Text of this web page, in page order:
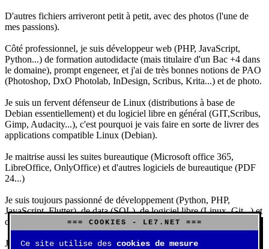
D'autres fichiers arriveront petit à petit, avec des photos (l'une de
mes passions).
Côté professionnel, je suis développeur web (PHP, JavaScript,
Python...) de formation autodidacte (mais titulaire d'un Bac +4 dans
le domaine), prompt engeneer, et j'ai de très bonnes notions de PAO
(Photoshop, DxO Photolab, InDesign, Scribus, Krita...) et de photo.
Je suis un fervent défenseur de Linux (distributions à base de
Debian essentiellement) et du logiciel libre en général (GIT,Scribus,
Gimp, Audacity...), c'est pourquoi je vais faire en sorte de livrer des
applications compatible Linux (Debian).
Je maitrise aussi les suites bureautique (Microsoft office 365,
LibreOffice, OnlyOffice) et d'autres logiciels de bureautique (PDF
24...)
Je suis toujours passionné de développement (Python, PHP,
JavaScript, Flutter), de data (SQL), de logiciel libre (Linux, Git...) et
d'IA (principalement Claude et DeepSeek).
J'aime jouer, surtout aux jeux de sociétés (Risk, Uno, Scrabble...),
=== COOKIES - LE7.NET ===
Ce site utilise des cookies de mesure